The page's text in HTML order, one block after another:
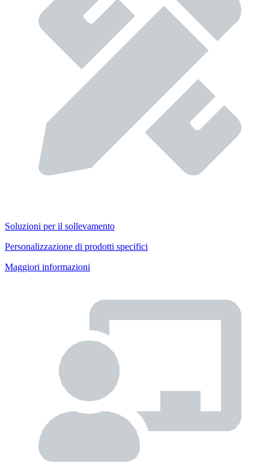
Soluzioni per il sollevamento
Personalizzazione di prodotti specifici
Maggiori informazioni